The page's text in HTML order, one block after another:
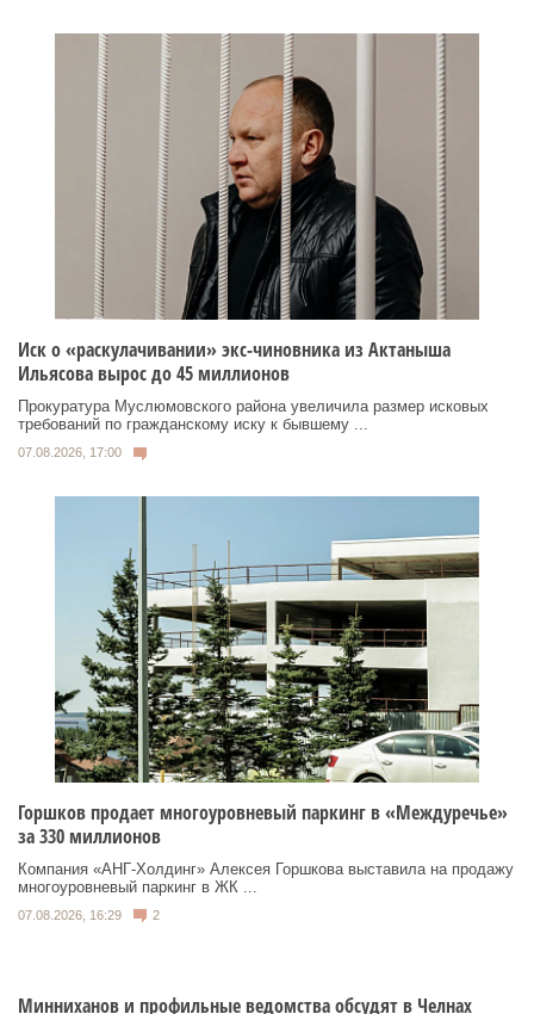
Иск о «раскулачивании» экс-чиновника из Актаныша
Ильясова вырос до 45 миллионов
Прокуратура Муслюмовского района увеличила размер исковых
требований по гражданскому иску к бывшему ...
07.08.2026, 17:00
Горшков продает многоуровневый паркинг в «Междуречье»
за 330 миллионов
Компания «АНГ-Холдинг» Алексея Горшкова выставила на продажу
многоуровневый паркинг в ЖК ...
07.08.2026, 16:29 2
Минниханов и профильные ведомства обсудят в Челнах